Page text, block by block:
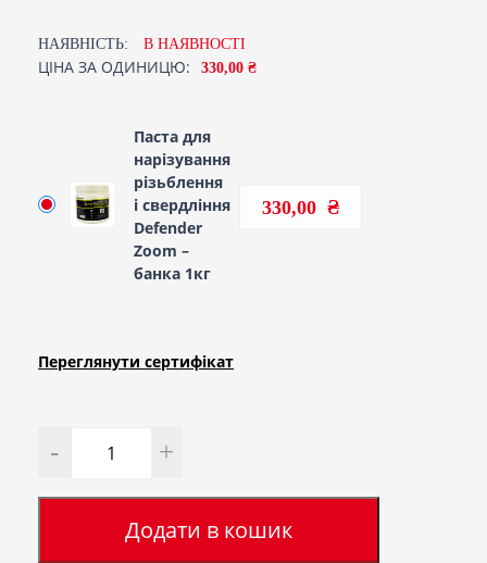
Паста для
нарізування
різьблення
і свердління
Defender
Zoom –
банка 1кг
330,00
НАЯВНІСТЬ: В НАЯВНОСТI
ЦІНА ЗА ОДИНИЦЮ: 330,00 ₴
Переглянути сертифiкат
Додати в кошик